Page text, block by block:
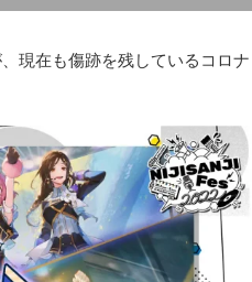
現在も傷跡を残しているコロナ